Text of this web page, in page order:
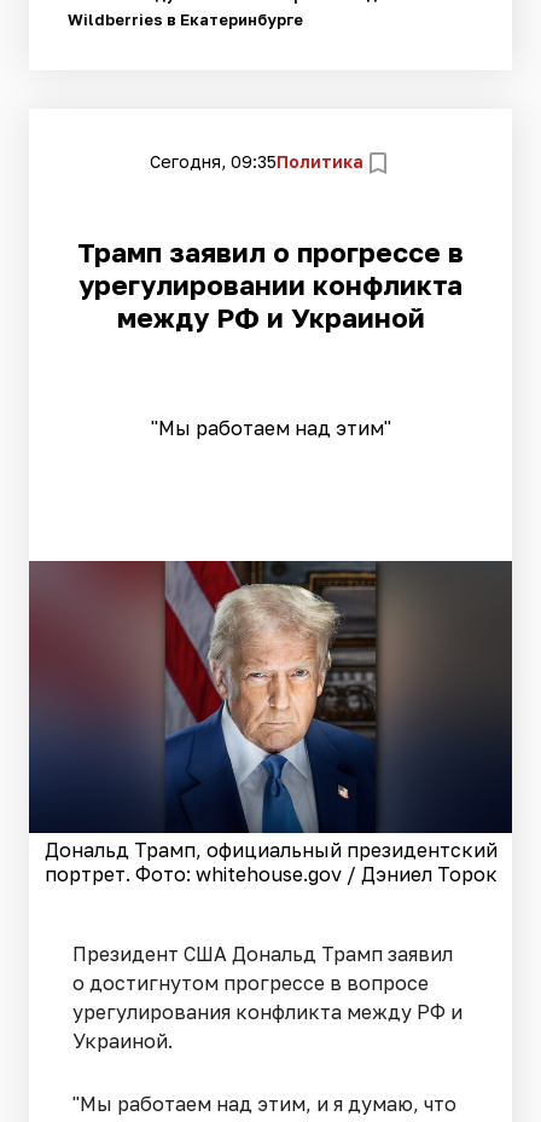
Wildberries в Екатеринбурге
Сегодня, 09:35Политика
Трамп заявил о прогрессе в
урегулировании конфликта
между РФ и Украиной
"Мы работаем над этим"
Дональд Трамп, официальный президентский
портрет. Фото: whitehouse.gov / Дэниел Торок
Президент США Дональд Трамп заявил
о достигнутом прогрессе в вопросе
урегулирования конфликта между РФ и
Украиной.
"Мы работаем над этим, и я думаю, что